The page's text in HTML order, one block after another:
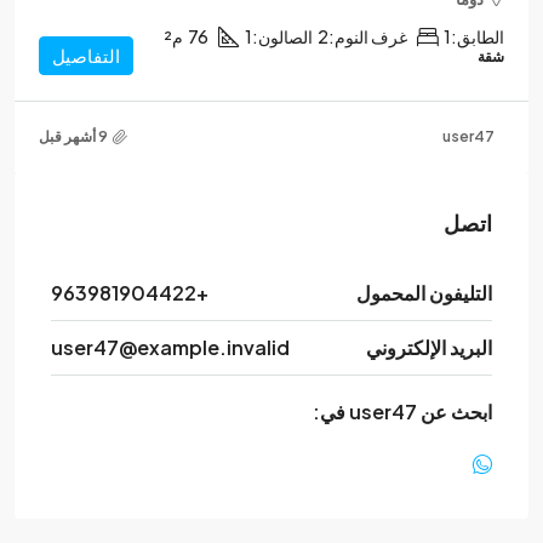
الطابق:1 غرف النوم:2 الصالون:1
76 م²
شقة التفاصيل
user47
اتصل
التليفون المحمول +963981904422
البريد الإلكتروني user47@example.invalid
ابحث عن user47 في: